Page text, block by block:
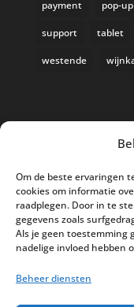
Om de beste ervaringen
cookies om informatie
raadplegen. Door in te
gegevens zoals
Als je geen
nadelige invloed hebben
Beheer diensten
payment pop-up
support tablet
westende
Bestel nu nog
Safran
kassasysteem
maart 2026